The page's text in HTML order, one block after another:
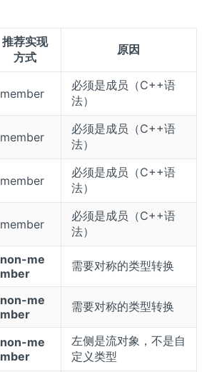
推荐实现
方式
原因
member
必须是成员（C++语
法）
member
必须是成员（C++语
法）
member
必须是成员（C++语
法）
member
必须是成员（C++语
法）
non-me
mber
需要对称的类型转换
non-me
mber
需要对称的类型转换
non-me
mber
左侧是流对象，不是自
定义类型